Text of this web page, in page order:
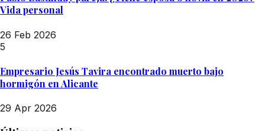
Vida personal
26 Feb 2026
5
Empresario Jesús Tavira encontrado muerto bajo
hormigón en Alicante
29 Apr 2026